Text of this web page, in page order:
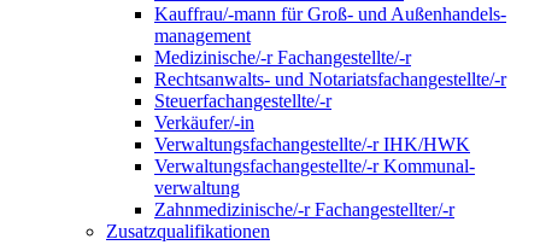
Kauffrau/-mann für Groß- und Außen­handels­
manage­ment
Medizinische/-r Fachangestellte/-r
Rechtsanwalts- und Notariatsfachangestellte/-r
Steuerfachangestellte/-r
Verkäufer/-in
Verwaltungs­fach­angestellte/-r IHK/HWK
Verwaltungsfach­angestellte/-r Kommunal­
verwaltung
Zahnmedizinische/-r Fachangestellter/-r
Zusatzqualifikationen